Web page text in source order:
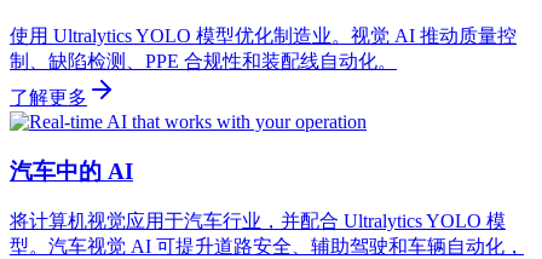
使用 Ultralytics YOLO 模型优化制造业。视觉 AI 推动质量控
制、缺陷检测、PPE 合规性和装配线自动化。
了解更多
汽车中的 AI
将计算机视觉应用于汽车行业，并配合 Ultralytics YOLO 模
型。汽车视觉 AI 可提升道路安全、辅助驾驶和车辆自动化，